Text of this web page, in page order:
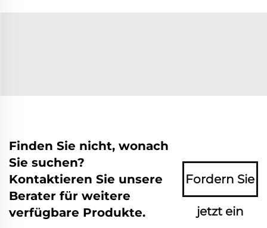
Finden Sie nicht, wonach
Sie suchen?
Kontaktieren Sie unsere
Berater für weitere
verfügbare Produkte.
Fordern Sie
jetzt ein